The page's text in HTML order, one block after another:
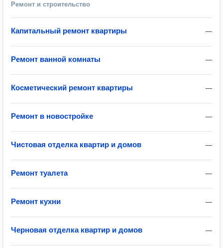
Ремонт и строительство
—
Капитальный ремонт квартиры
—
Ремонт ванной комнаты
—
Косметический ремонт квартиры
—
Ремонт в новостройке
—
Чистовая отделка квартир и домов
—
Ремонт туалета
—
Ремонт кухни
—
Черновая отделка квартир и домов